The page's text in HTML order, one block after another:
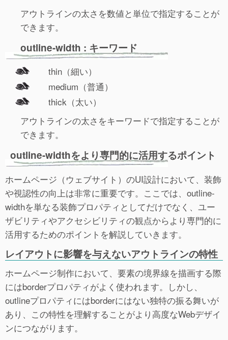
アウトラインの太さを数値と単位で指定することが
できます。
outline-width : キーワード
thin（細い）
medium（普通）
thick（太い）
アウトラインの太さをキーワードで指定することが
できます。
outline-widthをより専門的に活用するポイント
ホームページ（ウェブサイト）のUI設計において、装飾
や視認性の向上は非常に重要です。ここでは、outline-
widthを単なる装飾プロパティとしてだけでなく、ユー
ザビリティやアクセシビリティの観点からより専門的に
活用するためのポイントを解説していきます。
レイアウトに影響を与えないアウトラインの特性
ホームページ制作において、要素の境界線を描画する際
にはborderプロパティがよく使われます。しかし、
outlineプロパティにはborderにはない独特の振る舞いが
あり、この特性を理解することがより高度なWebデザイ
ンにつながります。